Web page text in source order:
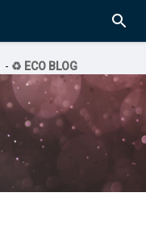
- ♻️ ECO BLOG